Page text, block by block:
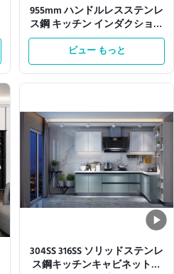
955mm ハンドルレスステンレ
ス鋼 キッチン インダクション
ホブ
ビュー もっと
304SS 316SS ソリッドステンレ
ス鋼キッチンキャビネットユ